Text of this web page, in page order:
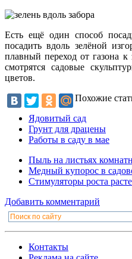
Есть ещё один способ
посадить вдоль зелёной
плавный переход от газона к
смотрятся садовые
цветов.
Похожие
Ядовитый сад
Грунт для драцены
Работы в саду в мае
Пыль на листьях
Медный купорос в
Стимуляторы роста
Добавить комментарий
Контакты